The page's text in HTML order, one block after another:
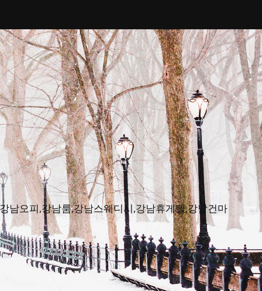
남오피,강남룸,강남스웨디시,강남휴게텔,강남건마